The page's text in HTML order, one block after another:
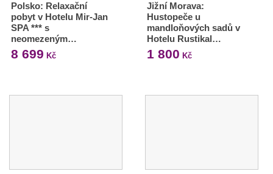
Polsko: Relaxační
pobyt v Hotelu Mir-Jan
SPA *** s
neomezeným…
8 699 Kč
Jižní Morava:
Hustopeče u
mandloňových sadů v
Hotelu Rustikal…
1 800 Kč